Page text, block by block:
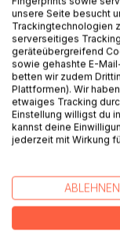
und der
Umbruch
Bücher über die
Portrait beschreibt
Entstehung und
folgenden Themen:
1 Die kosmischen
2 Die Lokale
Galaxie,
Dreiecksnebel
3 "Unsere
unsere Seite besucht
Trackingtechnologien
serverseitiges
geräteübergreifend
sowie gehashte E-
betten wir zudem
Plattformen). Wir
etwaiges Tracking
Einstellung willigst du
kannst deine
jederzeit mit Wirkung
ABLEHNEN